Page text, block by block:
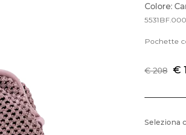
Colore:
Pochette
€ 208 €
Seleziona